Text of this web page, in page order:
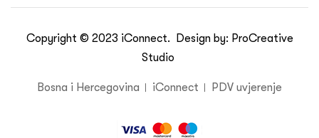
Copyright © 2023 iConnect. Design by: ProCreative
Studio
Bosna i Hercegovina iConnect PDV uvjerenje